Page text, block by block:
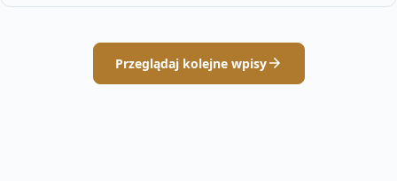
Przeglądaj kolejne wpisy